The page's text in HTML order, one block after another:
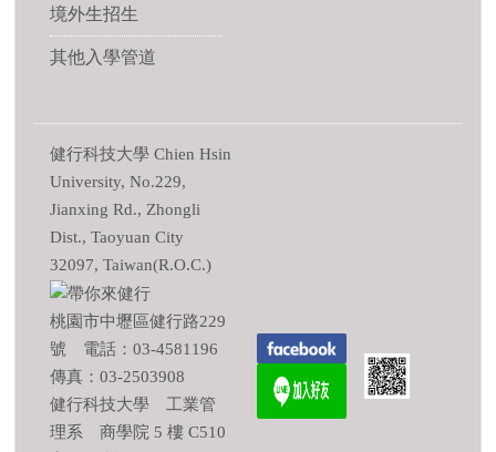
境外生招生
其他入學管道
健行科技大學 Chien Hsin
University, No.229,
Jianxing Rd., Zhongli
Dist., Taoyuan City
32097, Taiwan(R.O.C.)
桃園市中壢區健行路229
號 電話：03-4581196
傳真：03-2503908
健行科技大學 工業管
理系 商學院 5 樓 C510